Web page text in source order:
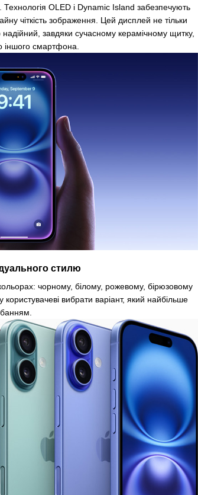
Технологія OLED і Dynamic Island забезпечують
чіткість зображення. Цей дисплей не тільки
завдяки сучасному керамічному щитку,
іншого смартфона.
стилю
чорному, білому, рожевому, бірюзовому
вибрати варіант, який найбільше